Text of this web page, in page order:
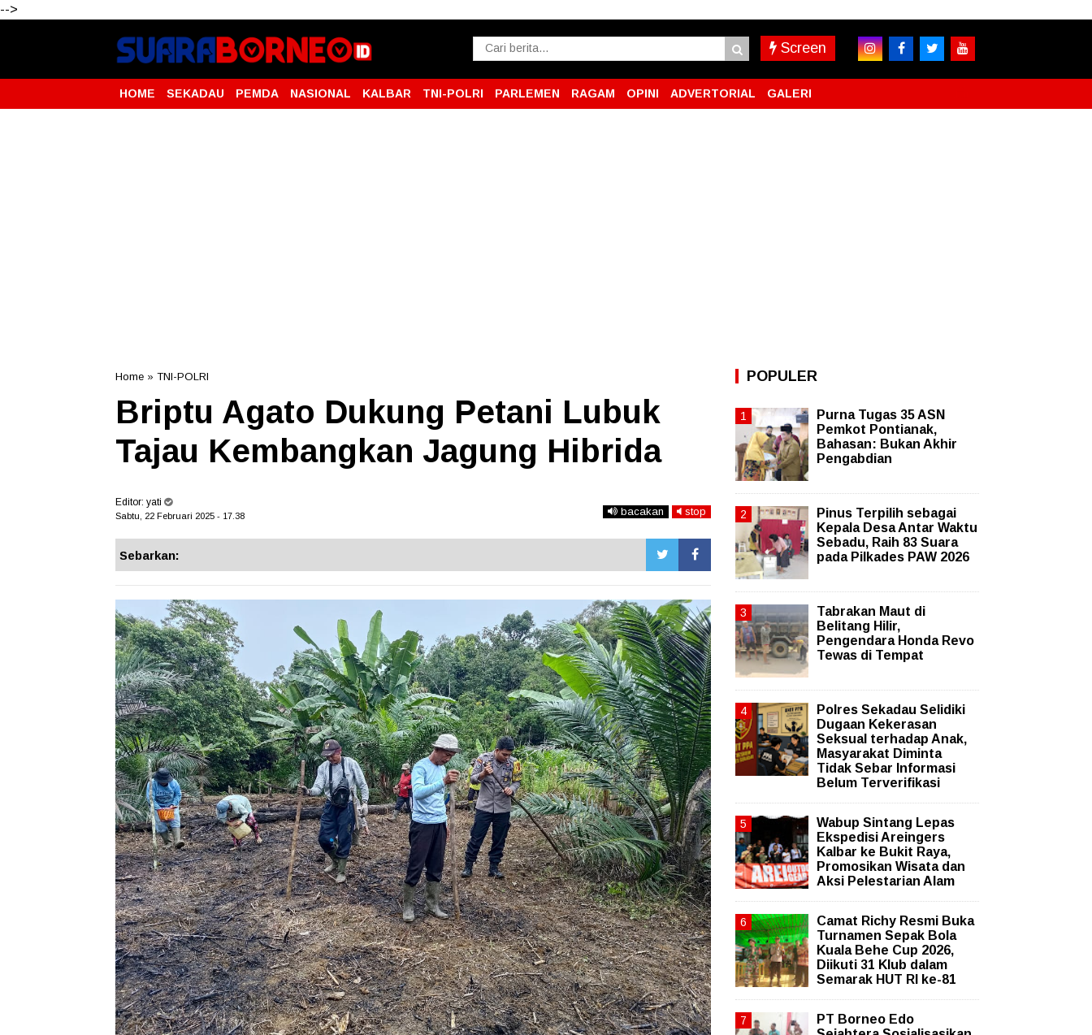
-->
Screen
HOME SEKADAU PEMDA NASIONAL KALBAR TNI-POLRI PARLEMEN RAGAM OPINI ADVERTORIAL GALERI
Home » TNI-POLRI
Briptu Agato Dukung Petani Lubuk
Tajau Kembangkan Jagung Hibrida
Editor: yati
Sabtu, 22 Februari 2025 - 17.38 bacakan stop
Sebarkan:
POPULER
Purna Tugas 35 ASN
Pemkot Pontianak,
Bahasan: Bukan Akhir
Pengabdian
Pinus Terpilih sebagai
Kepala Desa Antar Waktu
Sebadu, Raih 83 Suara
pada Pilkades PAW 2026
Tabrakan Maut di
Belitang Hilir,
Pengendara Honda Revo
Tewas di Tempat
Polres Sekadau Selidiki
Dugaan Kekerasan
Seksual terhadap Anak,
Masyarakat Diminta
Tidak Sebar Informasi
Belum Terverifikasi
Wabup Sintang Lepas
Ekspedisi Areingers
Kalbar ke Bukit Raya,
Promosikan Wisata dan
Aksi Pelestarian Alam
Camat Richy Resmi Buka
Turnamen Sepak Bola
Kuala Behe Cup 2026,
Diikuti 31 Klub dalam
Semarak HUT RI ke-81
PT Borneo Edo